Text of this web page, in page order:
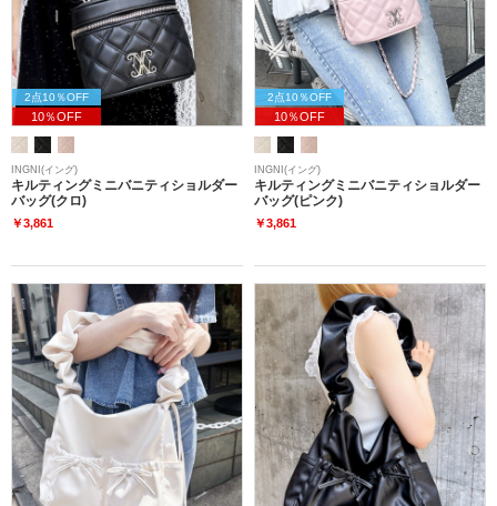
2点10％OFF
10％OFF
INGNI(イング)
キルティングミニバニティショルダー
バッグ(クロ)
￥3,861
2点10％OFF
10％OFF
INGNI(イング)
キルティングミニバニティショルダー
バッグ(ピンク)
￥3,861